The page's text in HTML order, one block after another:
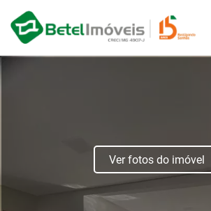
Ver fotos do imóvel